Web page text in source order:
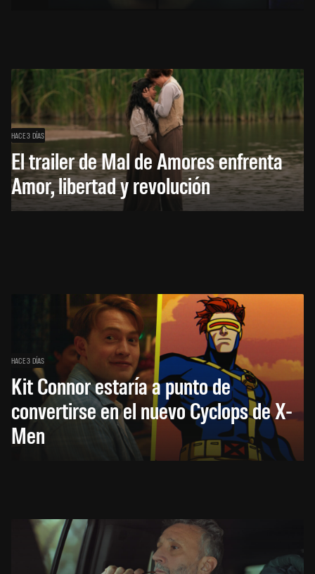
HACE 3 DÍAS
El trailer de Mal de Amores enfrenta
Amor, libertad y revolución
HACE 3 DÍAS
Kit Connor estaría a punto de
convertirse en el nuevo Cyclops de X-
Men